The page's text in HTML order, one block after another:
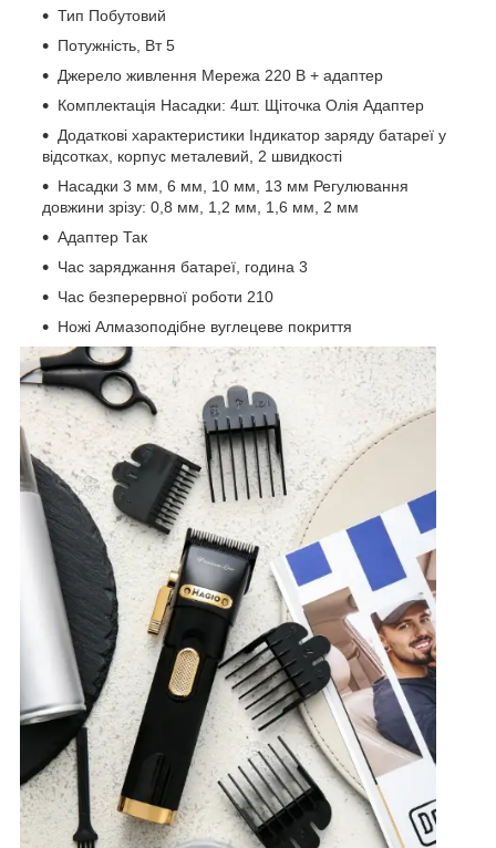
Тип Побутовий
Потужність, Вт 5
Джерело живлення Мережа 220 В + адаптер
Комплектація Насадки: 4шт. Щіточка Олія Адаптер
Додаткові характеристики Індикатор заряду батареї у
відсотках, корпус металевий, 2 швидкості
Насадки 3 мм, 6 мм, 10 мм, 13 мм Регулювання
довжини зрізу: 0,8 мм, 1,2 мм, 1,6 мм, 2 мм
Адаптер Так
Час заряджання батареї, година 3
Час безперервної роботи 210
Ножі Алмазоподібне вуглецеве покриття